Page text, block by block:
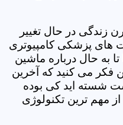
زندگی در حال تغییر
های پزشکی کامپیوتری
تا به حال درباره ماشین
فکر می کنید که آخرین
شسته اید کی بوده
مهم ترین تکنولوژی